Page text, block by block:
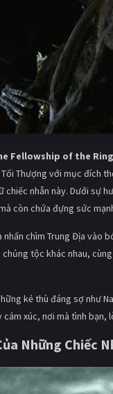
Fellowship of the Ring
Tối Thượng với mục đích
nhẫn này. Dưới sự
còn chứa đựng sức
chìm Trung Địa vào
tộc khác nhau,
kẻ thù đáng sợ như
cảm xúc, nơi mà tình
Những Chiếc